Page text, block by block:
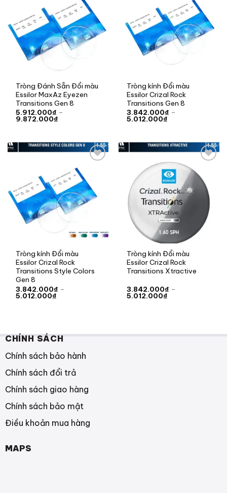
Add to
wishlist
Tròng Đánh Sẵn Đổi màu
Essilor MaxAz Eyezen
Transitions Gen 8
5.912.000₫ –
9.872.000₫
đến
9.872.000₫
Add to
wishlist
Tròng kính Đổi màu
Essilor Crizal Rock
Transitions Gen 8
3.842.000₫ –
5.012.000₫
đến
5.012.000₫
Add to
wishlist
Tròng kính Đổi màu
Essilor Crizal Rock
Transitions Style Colors
Gen 8
3.842.000₫ –
5.012.000₫
Add to
wishlist
Tròng kính Đổi màu
Essilor Crizal Rock
Transitions Xtractive
3.842.000₫ –
5.012.000₫
CHÍNH SÁCH
Chính sách bảo hành
Chính sách đổi trả
Chính sách giao hàng
Chính sách bảo mật
Điều khoản mua hàng
MAPS